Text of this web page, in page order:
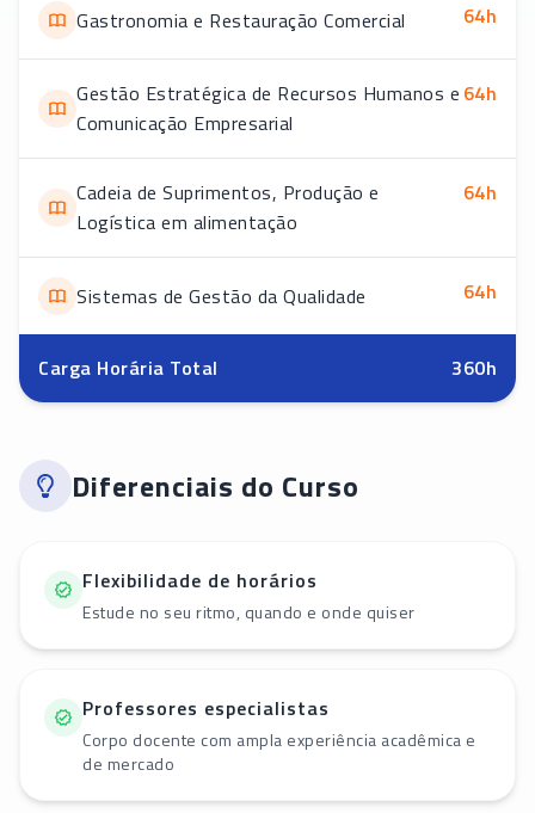
Gastronomia e Restauração Comercial 64h
Gestão Estratégica de Recursos Humanos e
Comunicação Empresarial
64h
Cadeia de Suprimentos, Produção e
Logística em alimentação
64h
Sistemas de Gestão da Qualidade 64h
Carga Horária Total 360h
Diferenciais do Curso
Flexibilidade de horários
Estude no seu ritmo, quando e onde quiser
Professores especialistas
Corpo docente com ampla experiência acadêmica e
de mercado